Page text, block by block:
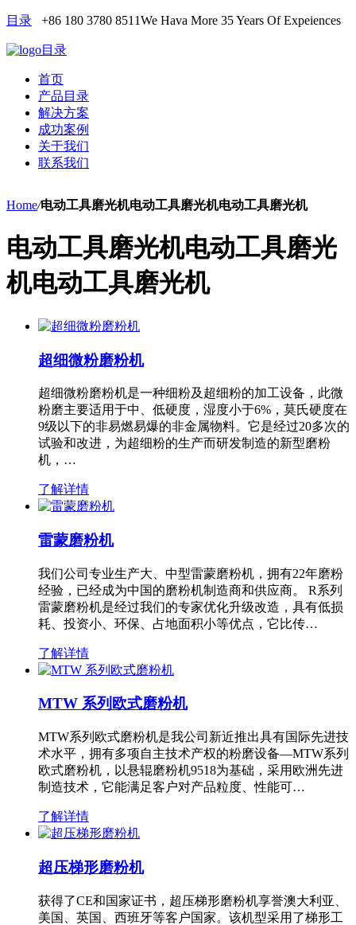
目录 +86 180 3780 8511We Hava More 35 Years Of Expeiences
目录
首页
产品目录
解决方案
成功案例
关于我们
联系我们
Home/电动工具磨光机电动工具磨光机电动工具磨光机
电动工具磨光机电动工具磨光
机电动工具磨光机
超细微粉磨粉机
超细微粉磨粉机是一种细粉及超细粉的加工设备，此微
粉磨主要适用于中、低硬度，湿度小于6%，莫氏硬度在
9级以下的非易燃易爆的非金属物料。它是经过20多次的
试验和改进，为超细粉的生产而研发制造的新型磨粉
机，…
了解详情
雷蒙磨粉机
我们公司专业生产大、中型雷蒙磨粉机，拥有22年磨粉
经验，已经成为中国的磨粉机制造商和供应商。 R系列
雷蒙磨粉机是经过我们的专家优化升级改造，具有低损
耗、投资小、环保、占地面积小等优点，它比传…
了解详情
MTW 系列欧式磨粉机
MTW系列欧式磨粉机是我公司新近推出具有国际先进技
术水平，拥有多项自主技术产权的粉磨设备—MTW系列
欧式磨粉机，以悬辊磨粉机9518为基础，采用欧洲先进
制造技术，它能满足客户对产品粒度、性能可…
了解详情
超压梯形磨粉机
获得了CE和国家证书，超压梯形磨粉机享誉澳大利亚、
美国、英国、西班牙等客户国家。该机型采用了梯形工